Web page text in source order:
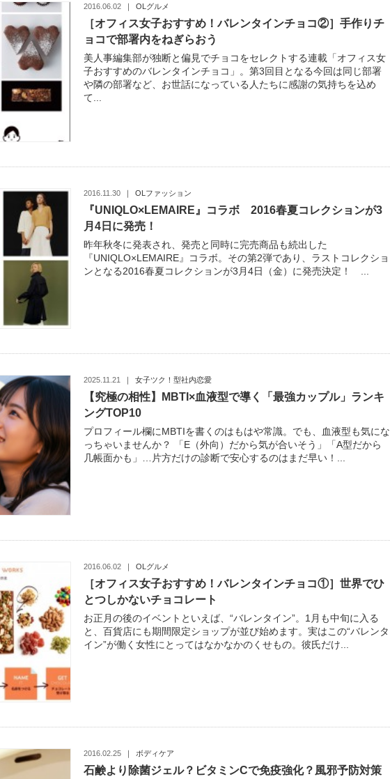
2016.06.02 OLグルメ
［オフィス女子おすすめ！バレンタインチョコ②］手作りチ
ョコで部署内をねぎらおう
美人事編集部が独断と偏見でチョコをセレクトする連載「オフィス女
子おすすめのバレンタインチョコ」。第3回目となる今回は同じ部署
や隣の部署など、お世話になっている人たちに感謝の気持ちを込め
て...
2016.11.30 OLファッション
『UNIQLO×LEMAIRE』コラボ 2016春夏コレクションが3
月4日に発売！
昨年秋冬に発表され、発売と同時に完売商品も続出した
『UNIQLO×LEMAIRE』コラボ。その第2弾であり、ラストコレクショ
ンとなる2016春夏コレクションが3月4日（金）に発売決定！ ...
2025.11.21 女子ツク！型社内恋愛
【究極の相性】MBTI×血液型で導く「最強カップル」ランキ
ングTOP10
プロフィール欄にMBTIを書くのはもはや常識。でも、血液型も気にな
っちゃいませんか？ 「E（外向）だから気が合いそう」「A型だから
几帳面かも」…片方だけの診断で安心するのはまだ早い！...
2016.06.02 OLグルメ
［オフィス女子おすすめ！バレンタインチョコ①］世界でひ
とつしかないチョコレート
お正月の後のイベントといえば、“バレンタイン”。1月も中旬に入る
と、百貨店にも期間限定ショップが並び始めます。実はこの“バレンタ
イン”が働く女性にとってはなかなかのくせもの。彼氏だけ...
2016.02.25 ボディケア
石鹸より除菌ジェル？ビタミンCで免疫強化？風邪予防対策